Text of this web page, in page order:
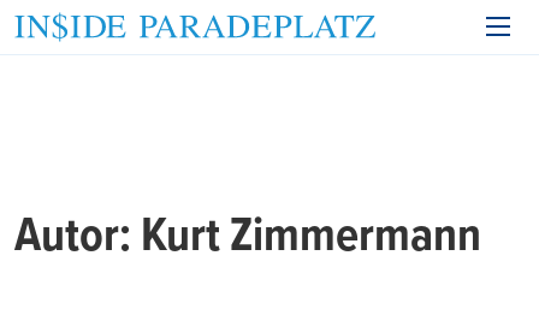
Autor: Kurt Zimmermann